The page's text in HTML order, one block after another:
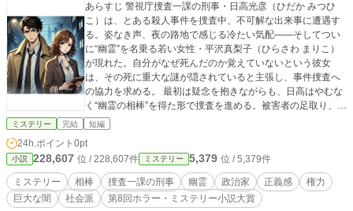
あらすじ 警視庁捜査一課の刑事・日高光彦（ひだか みつひ
こ）は、とある殺人事件を捜査中、不可解な出来事に遭遇す
る。姿なき声、夜の路地で感じる冷たい気配――そしてつい
に“幽霊”を名乗る若い女性・平沢真梨子（ひらさわ まりこ）
が現れた。自分がなぜ死んだのか覚えていないという彼女
は、その死に重大な謎が隠されていると主張し、事件捜査へ
の協力を求める。 最初は疑念を抱きながらも、日高はやむな
く“幽霊の相棒”を得た形で捜査を進める。被害者の足取り、再
開発企業との利害関係、不審な政治家の動き――その背後に
もが絡んでいるかもしれない。捜査を妨害する手が次々と迫
り、日高は孤立無援の状況へ追い込まれる。 しかし、壁をす
り抜け密室へ入り込むなど、現実離れした“幽霊の力”が捜査の
突破口をもたらし、そして日高の正義感は加速度的に巨大な
闇へ近づいていく。いつか成仏する運命を抱え、日高にしか
ミステリー 完結 短編
24h.ポイント 0pt
小説 228,607 位 / 228,607件 ミステリー 5,379 位 / 5,379件
ミステリー 相棒 捜査一課の刑事 幽霊 政治家 正義感
権力
巨大な闇
社会派 第8回ホラー・ミステリー小説大賞